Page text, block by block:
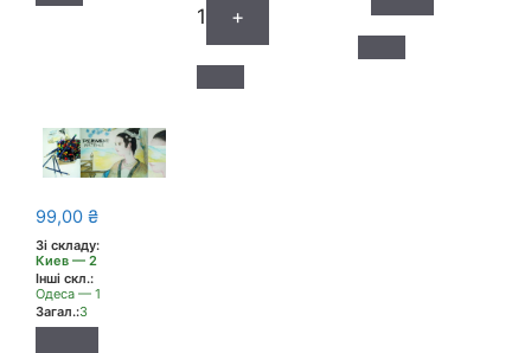
1 +
99,00 ₴
Зі складу:
Киев — 2
Інші скл.:
Одеса — 1
Загал.:3